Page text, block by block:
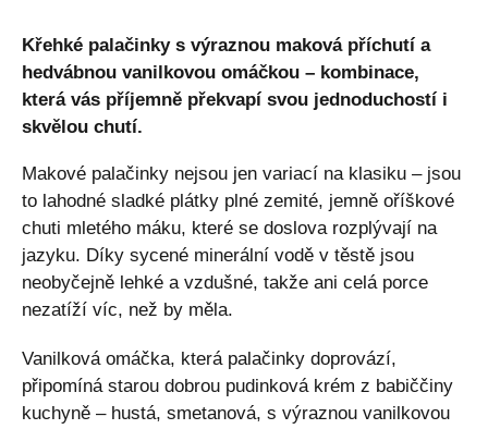
Křehké palačinky s výraznou maková příchutí a
hedvábnou vanilkovou omáčkou – kombinace,
která vás příjemně překvapí svou jednoduchostí i
skvělou chutí.
Makové palačinky nejsou jen variací na klasiku – jsou
to lahodné sladké plátky plné zemité, jemně oříškové
chuti mletého máku, které se doslova rozplývají na
jazyku. Díky sycené minerální vodě v těstě jsou
neobyčejně lehké a vzdušné, takže ani celá porce
nezatíží víc, než by měla.
Vanilková omáčka, která palačinky doprovází,
připomíná starou dobrou pudinková krém z babiččiny
kuchyně – hustá, smetanová, s výraznou vanilkovou